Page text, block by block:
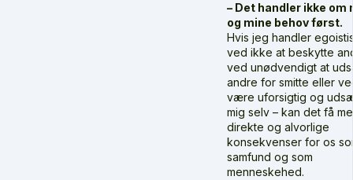
– Det handler ikke om
og mine behov først.
Hvis jeg handler
ved ikke at beskytte
ved unødvendigt at
andre for smitte eller
være uforsigtig og
mig selv – kan det få
direkte og alvorlige
konsekvenser for os
samfund og som
menneskehed.